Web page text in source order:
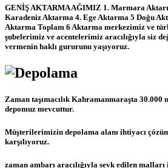
GENİŞ AKTARMA AĞIMIZ 1. Marmara
Karadeniz Aktarma 4. Ege Aktarma 5 Doğu
Aktarma Toplam 6 Aktarma merkezimiz ve
şubelerimiz ve acentelerimiz aracılığıyla siz
vermenin haklı gururunu yaşıyoruz.
Zaman taşımacılık Kahramanmaraşta 30.000
depomuz mevcuttur.
Müşterilerimizin depolama alanı ihtiyacı
karşılıyoruz.
zaman ambarı aracılığıyla sevk edilen